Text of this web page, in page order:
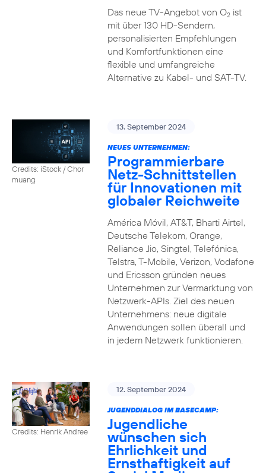
Das neue TV-Angebot von O2ist
mit über 130 HD-Sendern,
personalisierten Empfehlungen
und Komfortfunktionen eine
flexible und umfangreiche
Alternative zu Kabel- und SAT-TV.
Credits: iStock / Chor
muang
13. September 2024
NEUES UNTERNEHMEN:
Programmierbare
Netz-Schnittstellen
für Innovationen mit
globaler Reichweite
América Móvil, AT&T, Bharti Airtel,
Deutsche Telekom, Orange,
Reliance Jio, Singtel, Telefónica,
Telstra, T-Mobile, Verizon, Vodafone
und Ericsson gründen neues
Unternehmen zur Vermarktung von
Netzwerk-APIs. Ziel des neuen
Unternehmens: neue digitale
Anwendungen sollen überall und
in jedem Netzwerk funktionieren.
Credits: Henrik Andree
12. September 2024
JUGENDDIALOG IM BASECAMP:
Jugendliche
wünschen sich
Ehrlichkeit und
Ernsthaftigkeit auf